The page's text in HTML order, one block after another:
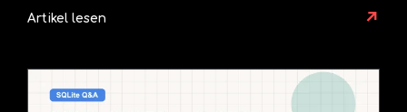
Artikel lesen ↗